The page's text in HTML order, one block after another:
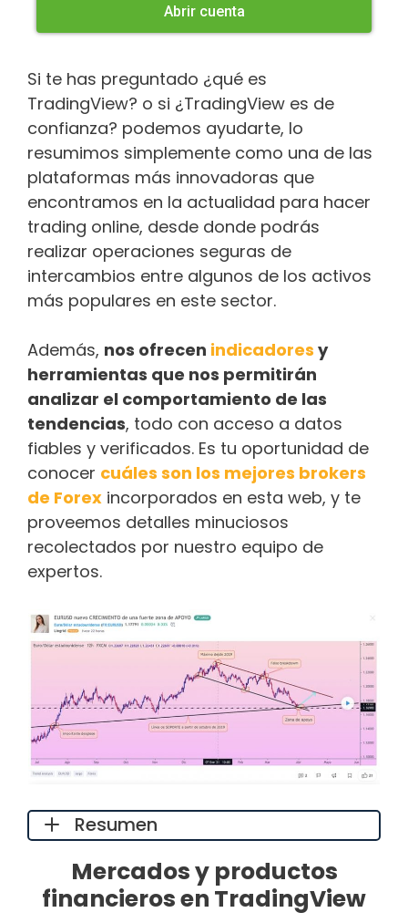
Abrir cuenta
Si te has preguntado ¿qué es
TradingView? o si ¿TradingView es de
confianza? podemos ayudarte, lo
resumimos simplemente como una de las
plataformas más innovadoras que
encontramos en la actualidad para hacer
trading online, desde donde podrás
realizar operaciones seguras de
intercambios entre algunos de los activos
más populares en este sector.
Además, nos ofrecen indicadores y
herramientas que nos permitirán
analizar el comportamiento de las
tendencias, todo con acceso a datos
fiables y verificados. Es tu oportunidad de
conocer cuáles son los mejores brokers
de Forex incorporados en esta web, y te
proveemos detalles minuciosos
recolectados por nuestro equipo de
expertos.
Resumen
Mercados y productos
financieros en TradingView